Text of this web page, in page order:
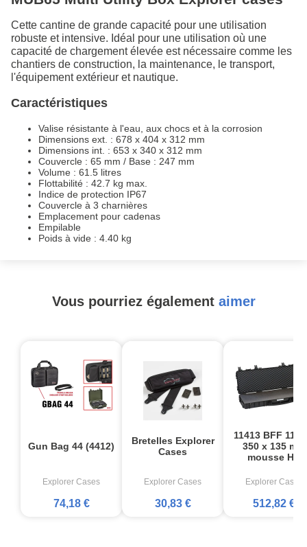
Cette cantine de grande capacité pour une utilisation
robuste et intensive. Idéal pour une utilisation où une
capacité de chargement élevée est nécessaire comme les
chantiers de construction, la maintenance, le transport,
l'équipement extérieur et nautique.
Caractéristiques
Valise résistante à l'eau, aux chocs et à la corrosion
Dimensions ext. : 678 x 404 x 312 mm
Dimensions int. : 653 x 340 x 312 mm
Couvercle : 65 mm / Base : 247 mm
Volume : 61.5 litres
Flottabilité : 42.7 kg max.
Indice de protection IP67
Couvercle à 3 charnières
Emplacement pour cadenas
Empilable
Poids à vide : 4.40 kg
Vous pourriez également aimer
Gun Bag 44 (4412)
Explorer Cases
74,18 €
Bretelles Explorer
Cases
Explorer Cases
30,83 €
11413 BFF
350 x 135 mm
mousse HD
Explorer Cases
512,82 €